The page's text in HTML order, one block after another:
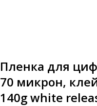
Пленка для
70 микрон,
140g white